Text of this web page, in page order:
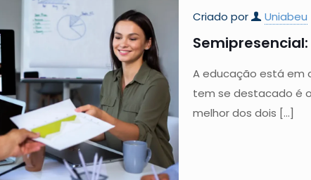
Criado por Uniabeu
A educação está em
tem se destacado é
melhor dos dois […]